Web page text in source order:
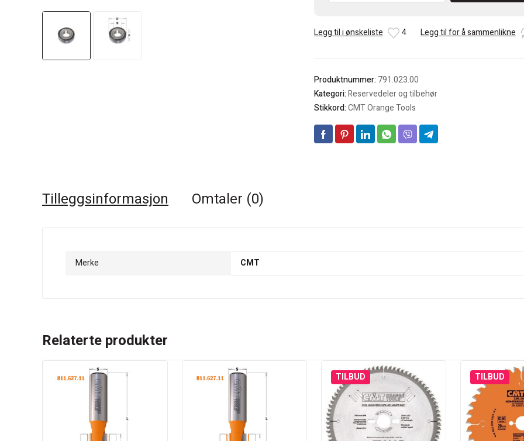
Legg til i ønskeliste 4 Legg til for å sammenlikne
Produktnummer: 791.023.00
Kategori:Reservedeler og tilbehør
Stikkord:CMT Orange Tools
Tilleggsinformasjon Omtaler (0)
Merke CMT
Relaterte produkter
TILBUD TILBUD